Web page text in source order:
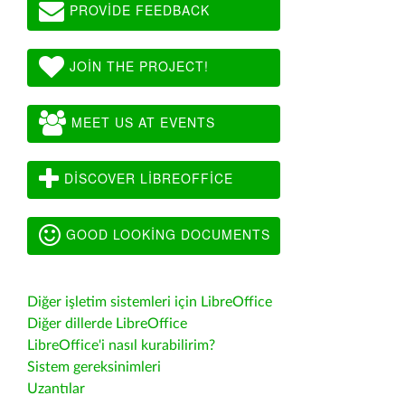
PROVIDE FEEDBACK
JOIN THE PROJECT!
MEET US AT EVENTS
DISCOVER LIBREOFFICE
GOOD LOOKING DOCUMENTS
Diğer işletim sistemleri için LibreOffice
Diğer dillerde LibreOffice
LibreOffice'i nasıl kurabilirim?
Sistem gereksinimleri
Uzantılar